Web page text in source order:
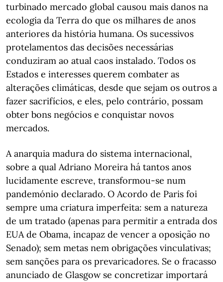
turbinado mercado global causou mais danos na
ecologia da Terra do que os milhares de anos
anteriores da história humana. Os sucessivos
protelamentos das decisões necessárias
conduziram ao atual caos instalado. Todos os
Estados e interesses querem combater as
alterações climáticas, desde que sejam os outros a
fazer sacrifícios, e eles, pelo contrário, possam
obter bons negócios e conquistar novos
mercados.
A anarquia madura do sistema internacional,
sobre a qual Adriano Moreira há tantos anos
lucidamente escreve, transformou-se num
pandemónio declarado. O Acordo de Paris foi
sempre uma criatura imperfeita: sem a natureza
de um tratado (apenas para permitir a entrada dos
EUA de Obama, incapaz de vencer a oposição no
Senado); sem metas nem obrigações vinculativas;
sem sanções para os prevaricadores. Se o fracasso
anunciado de Glasgow se concretizar importará